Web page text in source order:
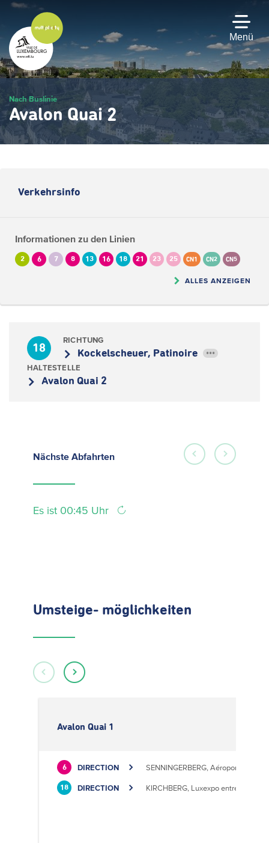
Zum
Hauptinhalt
gehen
Menü
Nach Buslinie
Avalon Quai 2
Verkehrsinfo
Informationen zu den Linien
2 6 7 8 13 16 18 21 23 25 CN1 CN2 CN5
ALLES ANZEIGEN
18
RICHTUNG
Kockelscheuer, Patinoire •••
HALTESTELLE
Avalon Quai 2
Nächste Abfahrten
Es ist 00:45 Uhr
Umsteige- möglichkeiten
Avalon Quai 1
6 DIRECTION SENNINGERBERG, Aéroport
18 DIRECTION KIRCHBERG, Luxexpo entrée Sud